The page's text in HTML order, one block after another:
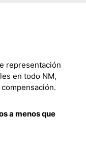
representación
en todo NM,
a menos que